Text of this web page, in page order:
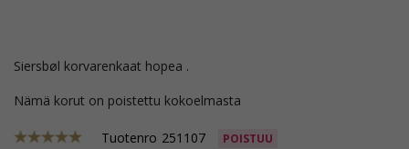
Siersbøl korvarenkaat hopea .
Nämä korut on poistettu kokoelmasta
Tuotenro 251107 POISTUU